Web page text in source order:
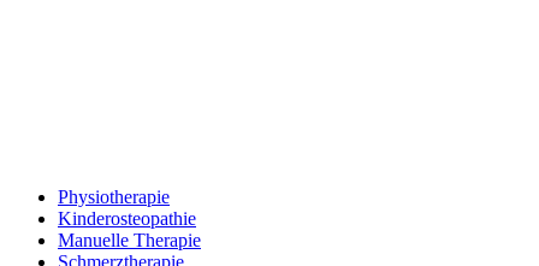
Physiotherapie
Kinderosteopathie
Manuelle Therapie
Schmerztherapie